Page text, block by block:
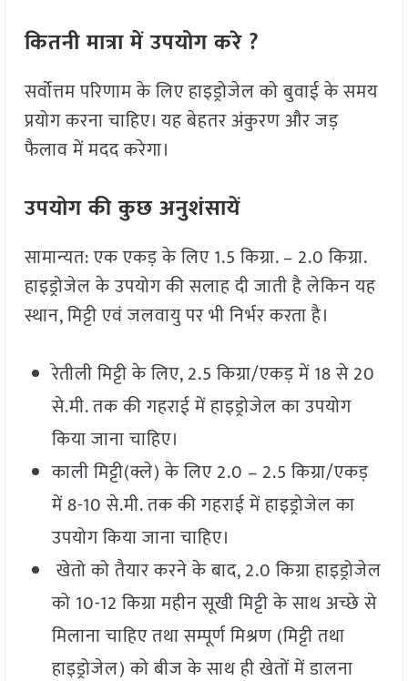
कितनी मात्रा में उपयोग करे ?
सर्वोत्तम परिणाम के लिए हाइड्रोजेल को बुवाई के समय
प्रयोग करना चाहिए। यह बेहतर अंकुरण और जड़
फैलाव में मदद करेगा।
उपयोग की कुछ अनुशंसायें
सामान्यत: एक एकड़ के लिए 1.5 किग्रा. – 2.0 किग्रा.
हाइड्रोजेल के उपयोग की सलाह दी जाती है लेकिन यह
स्थान, मिट्टी एवं जलवायु पर भी निर्भर करता है।
रेतीली मिट्टी के लिए, 2.5 किग्रा/एकड़ में 18 से 20
से.मी. तक की गहराई में हाइड्रोजेल का उपयोग
किया जाना चाहिए।
काली मिट्टी(क्ले) के लिए 2.0 – 2.5 किग्रा/एकड़
में 8-10 से.मी. तक की गहराई में हाइड्रोजेल का
उपयोग किया जाना चाहिए।
खेतो को तैयार करने के बाद, 2.0 किग्रा हाइड्रोजेल
को 10-12 किग्रा महीन सूखी मिट्टी के साथ अच्छे से
मिलाना चाहिए तथा सम्पूर्ण मिश्रण (मिट्टी तथा
हाइड्रोजेल) को बीज के साथ ही खेतों में डालना